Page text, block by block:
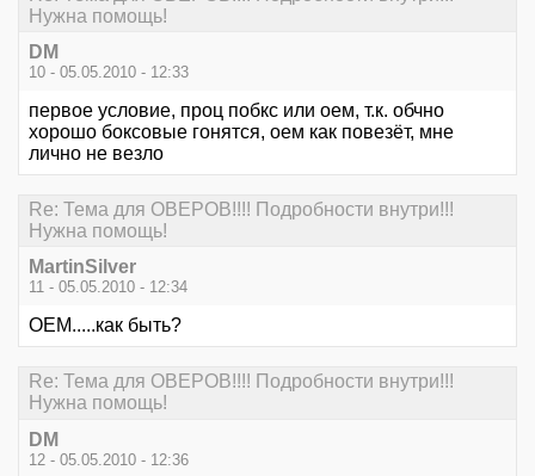
Нужна помощь!
DM
10 - 05.05.2010 - 12:33
первое условие, проц побкс или оем, т.к. обчно
хорошо боксовые гонятся, оем как повезёт, мне
лично не везло
Re: Тема для ОВЕРОВ!!!! Подробности внутри!!!
Нужна помощь!
MartinSilver
11 - 05.05.2010 - 12:34
OEM.....как быть?
Re: Тема для ОВЕРОВ!!!! Подробности внутри!!!
Нужна помощь!
DM
12 - 05.05.2010 - 12:36